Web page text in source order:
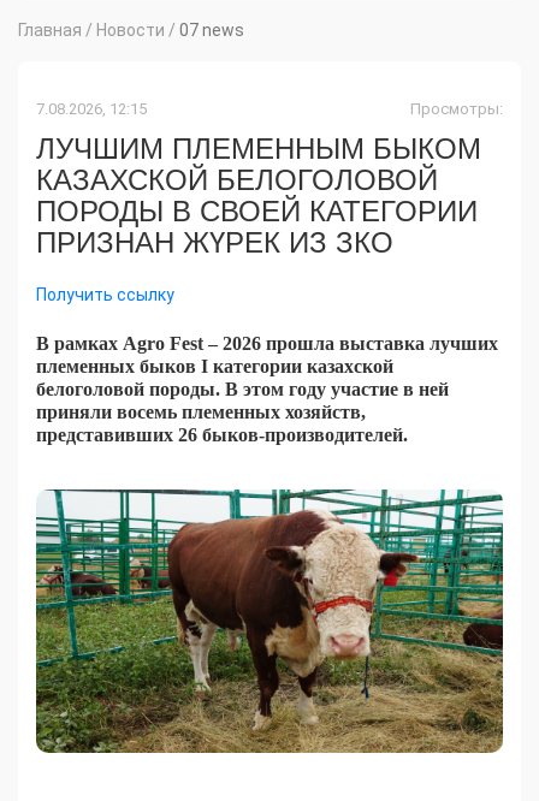
Главная / Новости / 07 news
7.08.2026, 12:15 Просмотры:
ЛУЧШИМ ПЛЕМЕННЫМ БЫКОМ
КАЗАХСКОЙ БЕЛОГОЛОВОЙ
ПОРОДЫ В СВОЕЙ КАТЕГОРИИ
ПРИЗНАН ЖҮРЕК ИЗ ЗКО
Получить ссылку
В рамках Agro Fest – 2026 прошла выставка лучших
племенных быков I категории казахской
белоголовой породы. В этом году участие в ней
приняли восемь племенных хозяйств,
представивших 26 быков-производителей.